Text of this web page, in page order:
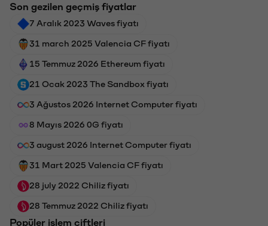
Son gezilen geçmiş fiyatlar
7 Aralık 2023 Waves fiyatı
31 march 2025 Valencia CF fiyatı
15 Temmuz 2026 Ethereum fiyatı
21 Ocak 2023 The Sandbox fiyatı
3 Ağustos 2026 Internet Computer fiyatı
8 Mayıs 2026 0G fiyatı
3 august 2026 Internet Computer fiyatı
31 Mart 2025 Valencia CF fiyatı
28 july 2022 Chiliz fiyatı
28 Temmuz 2022 Chiliz fiyatı
Popüler işlem çiftleri